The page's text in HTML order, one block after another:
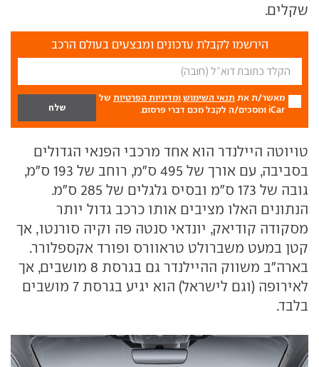
שקלים.
הירשמו לקבלת עדכונים ומבצעים בעולם הרכב
מאשר/ת את תנאי השימוש ומדיניות הפרטיות של
iCar ומסכים/ה לקבל מכם דברי פרסום.
טויוטה היילנדר הוא אחד מרכבי הפנאי הגדולים
בסביבה, עם אורך של 495 ס"מ, רוחב של 193 ס"מ,
גובה של 173 ס"מ ובסיס גלגלים של 285 ס"מ.
הנתונים האלו מציבים אותו כרכב גדול יותר
מסקודה קודיאק, יונדאי סנטה פה וקיה סורנטו, אך
קטן במעט משברולט טראוורס ופורד אקספלורר.
בארה"ב משווק ההיילנדר גם בגרסת 8 מושבים, אך
לאירופה (וגם לישראל) הוא יגיע בגרסת 7 מושבים
בלבד.